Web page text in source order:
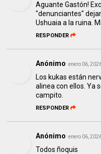
Aguante Gastón!
"denunciantes"
Ushuaia a la ruina.
RESPONDER
Anónimo enero 06,
Los kukas están
alinea con ellos. Ya
campito.
RESPONDER
Anónimo enero 06,
Todos ñoquis